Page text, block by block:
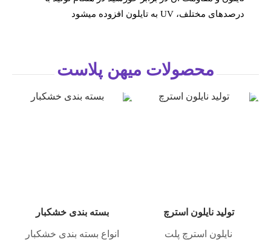
درصدهای مختلف، UV به تایلون افزوده میشود
محصولات میهن پلاست
تولید نایلون استرچ
نایلون استرچ پلت
نایلون دسته موزی